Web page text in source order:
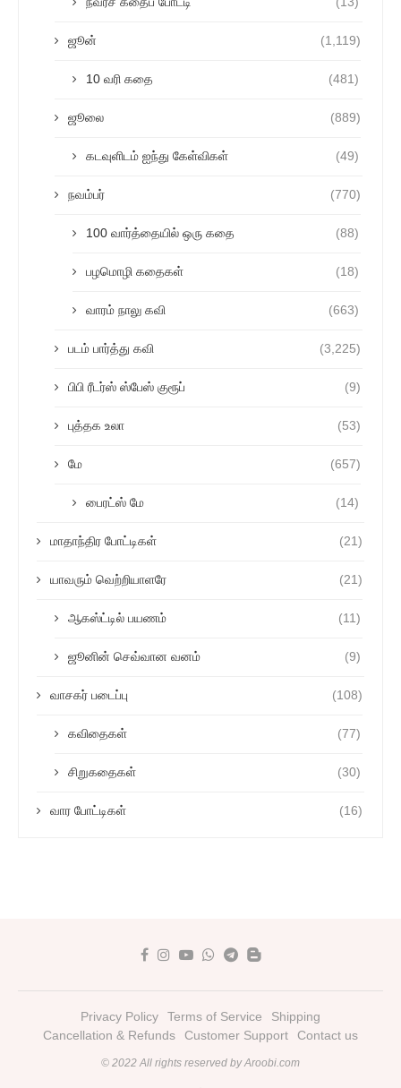
ஜூன் (1,119)
10 வரி கதை (481)
ஜூலை (889)
கடவுளிடம் ஐந்து கேள்விகள் (49)
நவம்பர் (770)
100 வார்த்தையில் ஒரு கதை (88)
பழமொழி கதைகள் (18)
வாரம் நாலு கவி (663)
படம் பார்த்து கவி (3,225)
பிபி ரீடர்ஸ் ஸ்பேஸ் குரூப் (9)
புத்தக உலா (53)
மே (657)
பைரட்ஸ் மே (14)
மாதாந்திர போட்டிகள் (21)
யாவரும் வெற்றியாளரே (21)
ஆகஸ்ட்டில் பயணம் (11)
ஜூனின் செவ்வான வனம் (9)
வாசகர் படைப்பு (108)
கவிதைகள் (77)
சிறுகதைகள் (30)
வார போட்டிகள் (16)
Privacy Policy Terms of Service
Shipping
Cancellation & Refunds
Customer Support Contact us
© 2022 All rights reserved by Aroobi.com